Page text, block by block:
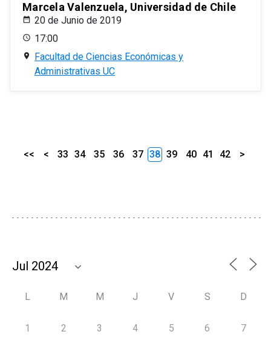
Marcela Valenzuela, Universidad de Chile
20 de Junio de 2019
17:00
Facultad de Ciencias Económicas y
Administrativas UC
<< < 33 34 35 36 37 38 39 40 41 42 >
L M M J V S D
1 2 3 4 5 6 7